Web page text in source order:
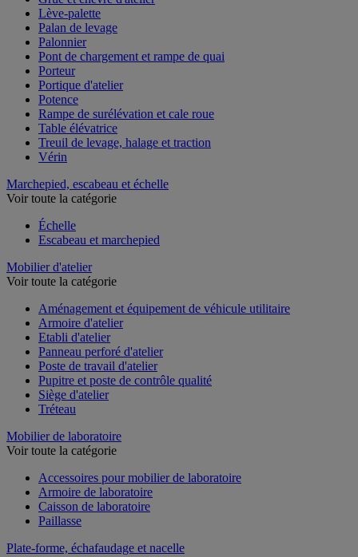
Lève-palette
Palan de levage
Palonnier
Pont de chargement et rampe de quai
Porteur
Portique d'atelier
Potence
Rampe de surélévation et cale roue
Table élévatrice
Treuil de levage, halage et traction
Vérin
Marchepied, escabeau et échelle
Voir toute la catégorie
Échelle
Escabeau et marchepied
Mobilier d'atelier
Voir toute la catégorie
Aménagement et équipement de véhicule utilitaire
Armoire d'atelier
Etabli d'atelier
Panneau perforé d'atelier
Poste de travail d'atelier
Pupitre et poste de contrôle qualité
Siège d'atelier
Tréteau
Mobilier de laboratoire
Voir toute la catégorie
Accessoires pour mobilier de laboratoire
Armoire de laboratoire
Caisson de laboratoire
Paillasse
Plate-forme, échafaudage et nacelle